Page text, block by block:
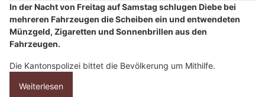
In der Nacht von Freitag auf Samstag schlugen Diebe bei
mehreren Fahrzeugen die Scheiben ein und entwendeten
Münzgeld, Zigaretten und Sonnenbrillen aus den
Fahrzeugen.
Die Kantonspolizei bittet die Bevölkerung um Mithilfe.
Weiterlesen